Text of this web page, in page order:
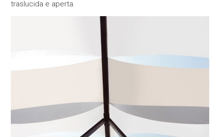
traslucida e aperta.